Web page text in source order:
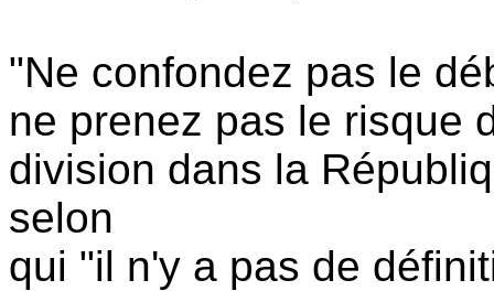
"Ne confondez pas le
ne prenez pas le risque
division dans la
selon
qui "il n'y a pas de